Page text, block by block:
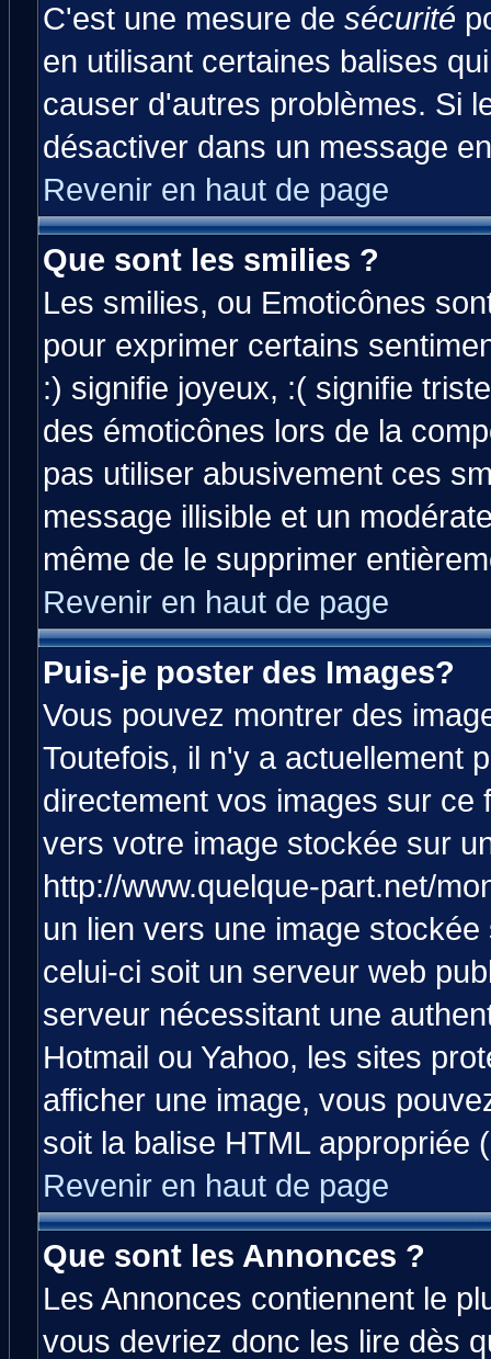
C'est une mesure de sécurité
en utilisant certaines balises
causer d'autres problèmes. Si
désactiver dans un message
Revenir en haut de page
Que sont les smilies ?
Les smilies, ou Emoticônes
pour exprimer certains
:) signifie joyeux, :( signifie
des émoticônes lors de la
pas utiliser abusivement ces
message illisible et un
même de le supprimer
Revenir en haut de page
Puis-je poster des Images?
Vous pouvez montrer des
Toutefois, il n'y a actuellement
directement vos images sur ce
vers votre image stockée sur
http://www.quelque-part.net/
un lien vers une image
celui-ci soit un serveur web
serveur nécessitant une
Hotmail ou Yahoo, les sites
afficher une image, vous
soit la balise HTML appropriée
Revenir en haut de page
Que sont les Annonces ?
Les Annonces contiennent le
vous devriez donc les lire dès